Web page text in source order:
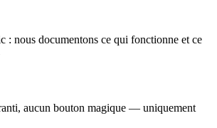
: nous documentons ce qui fonctionne et ce
aucun bouton magique — uniquement